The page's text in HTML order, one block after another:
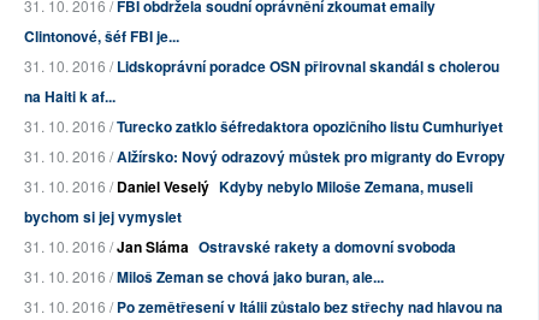
31. 10. 2016 /FBI obdržela soudní oprávnění zkoumat emaily
Clintonové, šéf FBI je...
31. 10. 2016 /Lidskoprávní poradce OSN přirovnal skandál s cholerou
na Haiti k af...
31. 10. 2016 /Turecko zatklo šéfredaktora opozičního listu Cumhuriyet
31. 10. 2016 /Alžírsko: Nový odrazový můstek pro migranty do Evropy
31. 10. 2016 /Daniel Veselý Kdyby nebylo Miloše Zemana, museli
bychom si jej vymyslet
31. 10. 2016 /Jan Sláma Ostravské rakety a domovní svoboda
31. 10. 2016 /Miloš Zeman se chová jako buran, ale...
31. 10. 2016 /Po zemětřesení v Itálii zůstalo bez střechy nad hlavou na